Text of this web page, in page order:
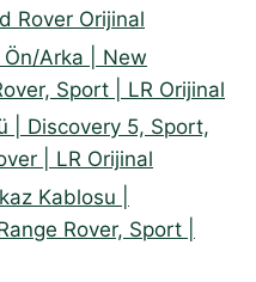
Rover Orijinal
Ön/Arka | New
Sport | LR Orijinal
| Discovery 5, Sport,
| LR Orijinal
Kablosu |
Rover, Sport |